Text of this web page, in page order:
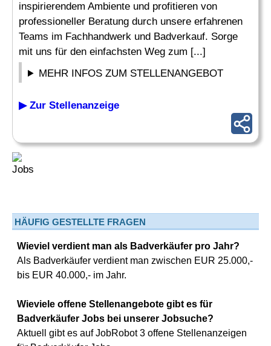
inspirierendem Ambiente und profitieren von
professioneller Beratung durch unsere erfahrenen
Teams im Fachhandwerk und Badverkauf. Sorge
mit uns für den einfachsten Weg zum [...]
MEHR INFOS ZUM STELLENANGEBOT
▶ Zur Stellenanzeige
HÄUFIG GESTELLTE FRAGEN
Wieviel verdient man als Badverkäufer pro Jahr?
Als Badverkäufer verdient man zwischen EUR 25.000,-
bis EUR 40.000,- im Jahr.
Wieviele offene Stellenangebote gibt es für
Badverkäufer Jobs bei unserer Jobsuche?
Aktuell gibt es auf JobRobot 3 offene Stellenanzeigen